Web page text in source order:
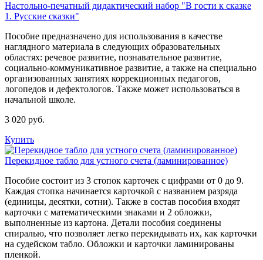
Настольно-печатный дидактический набор "В гости к сказке
1. Русские сказки"
Пособие предназначено для использования в качестве
наглядного материала в следующих образовательных
областях: речевое развитие, познавательное развитие,
социально-коммуникативное развитие, а также на специально
организованных занятиях коррекционных педагогов,
логопедов и дефектологов. Также может использоваться в
начальной школе.
3 020 руб.
Купить
Перекидное табло для устного счета (ламинированное)
Пособие состоит из 3 стопок карточек с цифрами от 0 до 9.
Каждая стопка начинается карточкой с названием разряда
(единицы, десятки, сотни). Также в состав пособия входят
карточки с математическими знаками и 2 обложки,
выполненные из картона. Детали пособия соединены
спиралью, что позволяет легко перекидывать их, как карточки
на судейском табло. Обложки и карточки ламинированы
пленкой.